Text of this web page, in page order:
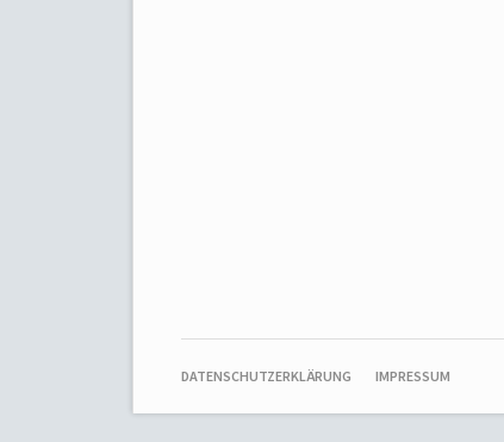
NAVIGATION
DATENSCHUTZERKLÄRUNG IMPRESSUM